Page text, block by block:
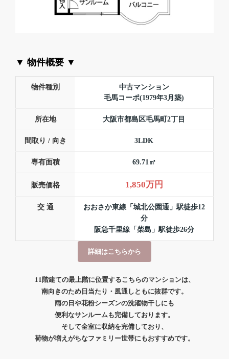
▼ 物件概要 ▼
物件種別
中古マンション
毛馬コーポ(1979年3月築)
所在地 大阪市都島区毛馬町2丁目
間取り / 向き 3LDK
専有面積 69.71㎡
販売価格 1,850万円
交 通
おおさか東線「城北公園通」駅徒歩12
分
阪急千里線「柴島」駅徒歩26分
詳細はこちらから
11階建ての最上階に位置するこちらのマンションは、
南向きのため日当たり・風通しともに抜群です。
雨の日や花粉シーズンの洗濯物干しにも
便利なサンルームも完備しております。
そして全室に収納を完備しており、
荷物が増えがちなファミリー世帯にもおすすめです。